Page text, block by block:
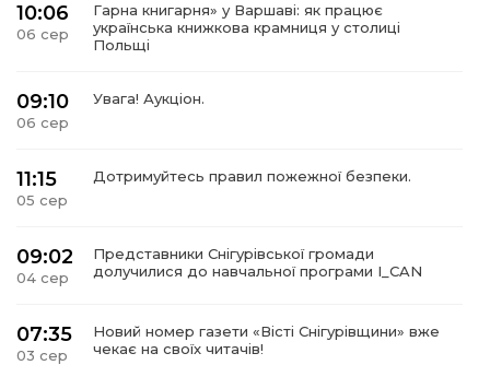
10:06
06 сер
Гарна книгарня» у Варшаві: як працює
українська книжкова крамниця у столиці
Польщі
09:10
06 сер
Увага! Аукціон.
11:15
05 сер
Дотримуйтесь правил пожежної безпеки.
09:02
04 сер
Представники Снігурівської громади
долучилися до навчальної програми I_CAN
07:35
03 сер
Новий номер газети «Вісті Снігурівщини» вже
чекає на своїх читачів!